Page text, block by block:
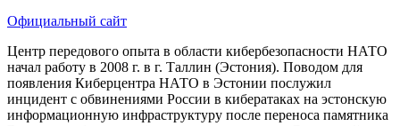
Официальный сайт
Центр передового опыта в области кибербезопасности НАТО
начал работу в 2008 г. в г. Таллин (Эстония). Поводом для
появления Киберцентра НАТО в Эстонии послужил
инцидент с обвинениями России в кибератаках на эстонскую
информационную инфраструктуру после переноса памятника